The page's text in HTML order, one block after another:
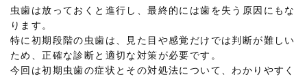
虫歯は放っておくと進行し、最終的には歯を失う原因にもな
ります。
特に初期段階の虫歯は、見た目や感覚だけでは判断が難しい
ため、正確な診断と適切な対策が必要です。
今回は初期虫歯の症状とその対処法について、わかりやすく